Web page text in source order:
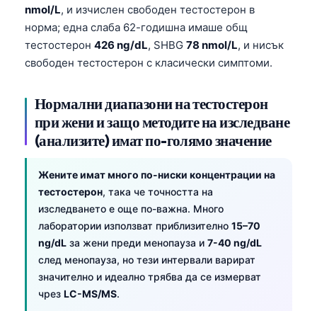
nmol/L, и изчислен свободен тестостерон в
норма; една слаба 62-годишна имаше общ
тестостерон 426 ng/dL, SHBG 78 nmol/L, и нисък
свободен тестостерон с класически симптоми.
Нормални диапазони на тестостерон
при жени и защо методите на изследване
(анализите) имат по-голямо значение
Жените имат много по-ниски концентрации на
тестостерон, така че точността на
изследването е още по-важна. Много
лаборатории използват приблизително 15–70
ng/dL за жени преди менопауза и 7-40 ng/dL
след менопауза, но тези интервали варират
значително и идеално трябва да се измерват
чрез LC-MS/MS. سنڌي
සිංහල
অসমীয়া
Galego
Македонски јазик
Occitan
Afrikaans
ພາສາລາວ